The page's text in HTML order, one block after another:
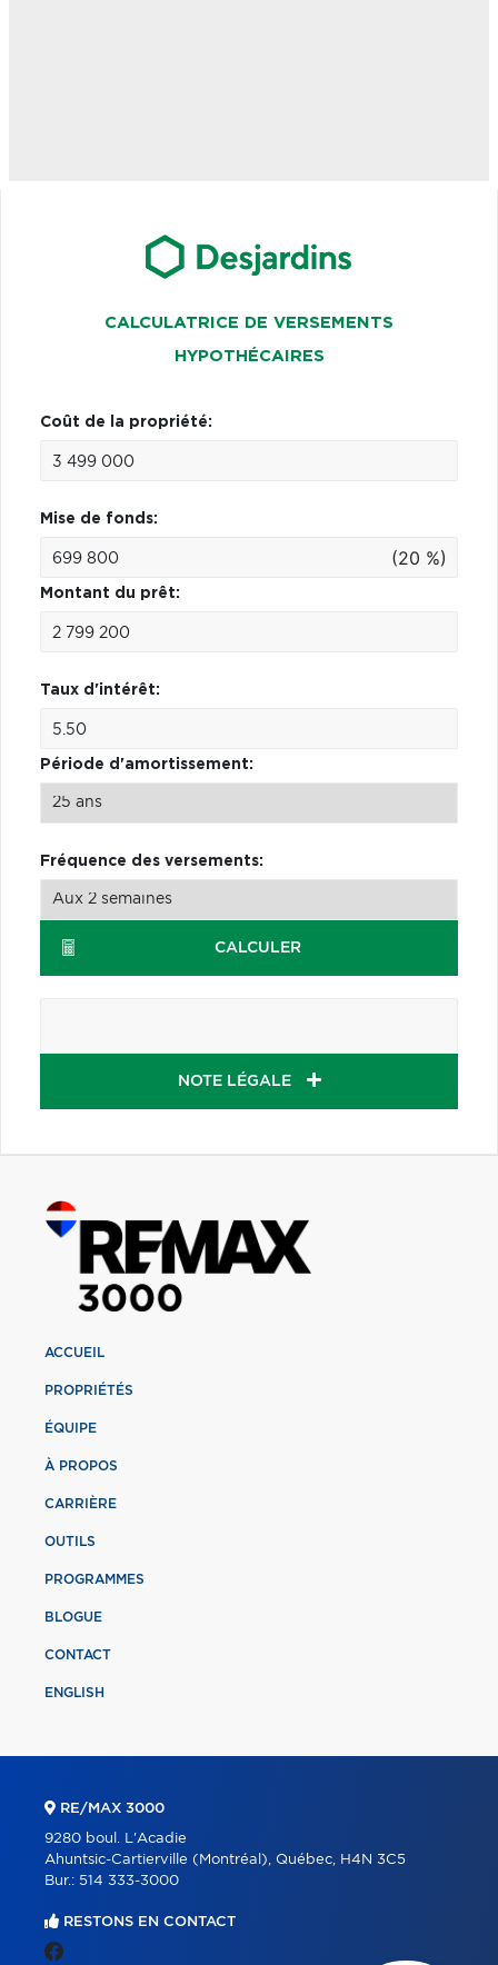
CALCULATRICE DE VERSEMENTS
HYPOTHÉCAIRES
Coût de la propriété:
Mise de fonds:
(20 %)
Montant du prêt:
Taux d'intérêt:
Période d'amortissement:
Fréquence des versements:
CALCULER
NOTE LÉGALE
ACCUEIL
PROPRIÉTÉS
ÉQUIPE
À PROPOS
CARRIÈRE
OUTILS
PROGRAMMES
BLOGUE
CONTACT
ENGLISH
RE/MAX 3000
9280 boul. L'Acadie
Ahuntsic-Cartierville (Montréal), Québec, H4N 3C5
Bur.: 514 333-3000
RESTONS EN CONTACT